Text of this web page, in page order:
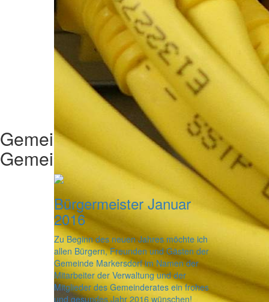
Gemeinderat Aktuelles aus dem
Gemeinderat
Bürgermeister Januar
2016
Zu Beginn des neuen Jahres möchte ich
allen Bürgern, Freunden und Gästen der
Gemeinde Markersdorf im Namen der
Mitarbeiter der Verwaltung und der
Mitglieder des Gemeinderates ein frohes
und gesundes Jahr 2016 wünschen!